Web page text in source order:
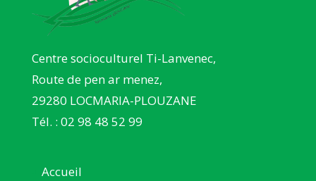
Centre socioculturel Ti-Lanvenec,
Route de pen ar menez,
29280 LOCMARIA-PLOUZANE
Tél. : 02 98 48 52 99
Accueil